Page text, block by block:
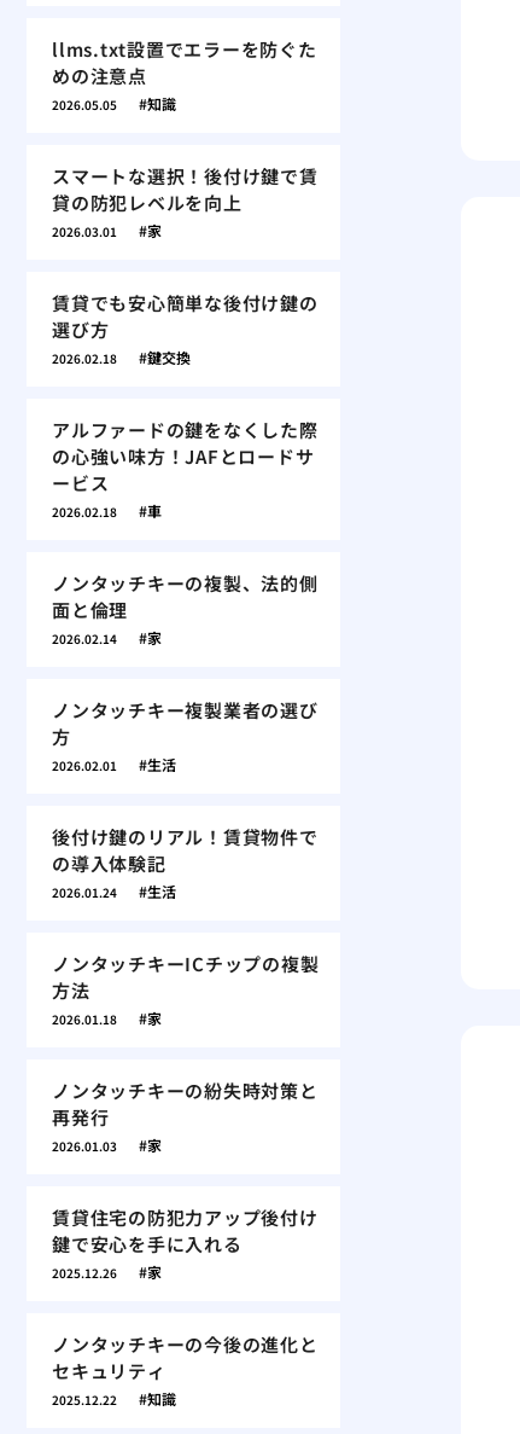
llms.txt設置でエラーを防ぐた
めの注意点
2026.05.05 知識
スマートな選択！後付け鍵で賃
貸の防犯レベルを向上
2026.03.01 家
賃貸でも安心簡単な後付け鍵の
選び方
2026.02.18 鍵交換
アルファードの鍵をなくした際
の心強い味方！JAFとロードサ
ービス
2026.02.18 車
ノンタッチキーの複製、法的側
面と倫理
2026.02.14 家
ノンタッチキー複製業者の選び
方
2026.02.01 生活
後付け鍵のリアル！賃貸物件で
の導入体験記
2026.01.24 生活
ノンタッチキーICチップの複製
方法
2026.01.18 家
ノンタッチキーの紛失時対策と
再発行
2026.01.03 家
賃貸住宅の防犯力アップ後付け
鍵で安心を手に入れる
2025.12.26 家
ノンタッチキーの今後の進化と
セキュリティ
2025.12.22 知識